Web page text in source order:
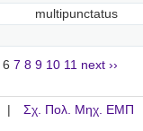
multipunctatus
6 7 8 9 10 11 next ››
Σχ. Πολ. Μηχ. ΕΜΠ